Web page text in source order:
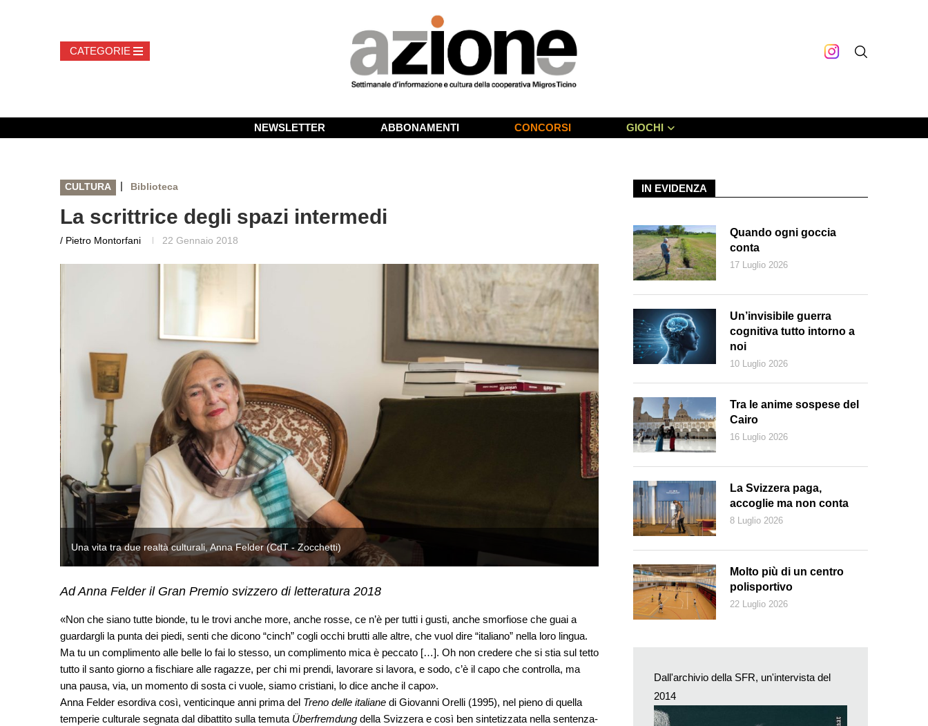
NEWSLETTER ABBONAMENTI CONCORSI GIOCHI
CULTURA | Biblioteca
La scrittrice degli spazi intermedi
/ Pietro Montorfani 22 Gennaio 2018
Una vita tra due realtà culturali, Anna Felder (CdT - Zocchetti) Una vita tra due realtà culturali, Anna Felder (CdT - Zocchetti)
Ad Anna Felder il Gran Premio svizzero di letteratura 2018
«Non che siano tutte bionde, tu le trovi anche more, anche rosse, ce n’è per tutti i gusti, anche smorfiose che guai a
guardargli la punta dei piedi, senti che dicono “cinch” cogli occhi brutti alle altre, che vuol dire “italiano” nella loro lingua.
Ma tu un complimento alle belle lo fai lo stesso, un complimento mica è peccato […]. Oh non credere che si stia sul tetto
tutto il santo giorno a fischiare alle ragazze, per chi mi prendi, lavorare si lavora, e sodo, c’è il capo che controlla, ma
una pausa, via, un momento di sosta ci vuole, siamo cristiani, lo dice anche il capo».
Anna Felder esordiva così, venticinque anni prima del Treno delle italiane di Giovanni Orelli (1995), nel pieno di quella
temperie culturale segnata dal dibattito sulla temuta Überfremdung della Svizzera e così ben sintetizzata nella sentenza-
IN EVIDENZA
Quando ogni goccia
conta
17 Luglio 2026
Un’invisibile guerra
cognitiva tutto intorno a
noi
10 Luglio 2026
Tra le anime sospese del
Cairo
16 Luglio 2026
La Svizzera paga,
accoglie ma non conta
8 Luglio 2026
Molto più di un centro
polisportivo
22 Luglio 2026
Dall'archivio della SFR, un'intervista del
2014